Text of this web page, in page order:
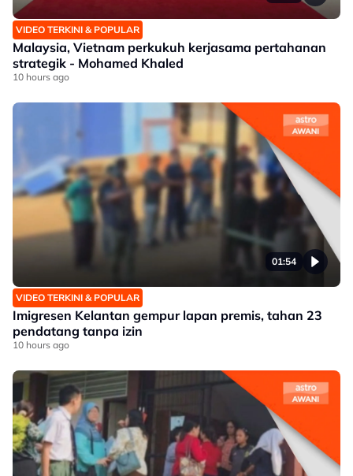
VIDEO TERKINI & POPULAR
Malaysia, Vietnam perkukuh kerjasama pertahanan
strategik - Mohamed Khaled
10 hours ago
01:54
VIDEO TERKINI & POPULAR
Imigresen Kelantan gempur lapan premis, tahan 23
pendatang tanpa izin
10 hours ago